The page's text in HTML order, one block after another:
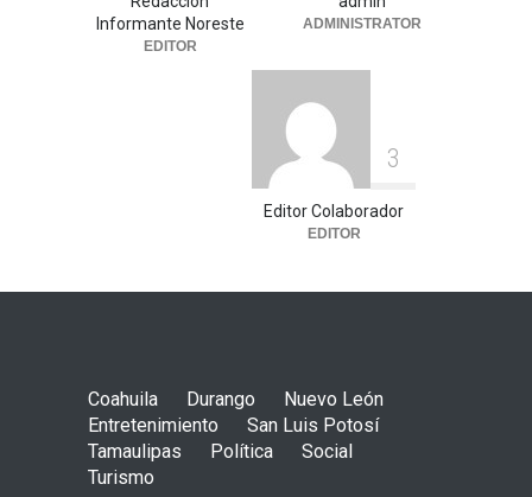
Informante Noreste
EDITOR
ADMINISTRATOR
3
Editor Colaborador
EDITOR
Coahuila Durango
Nuevo León
Entretenimiento
San Luis Potosí
Tamaulipas
Política
Social
Turismo